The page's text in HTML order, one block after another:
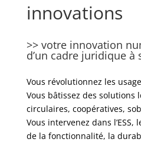
innovations
>> votre innovation
d’un cadre juridique à
Vous révolutionnez les
Vous bâtissez des solutions
circulaires, coopératives,
Vous intervenez dans l’ESS,
de la fonctionnalité, la